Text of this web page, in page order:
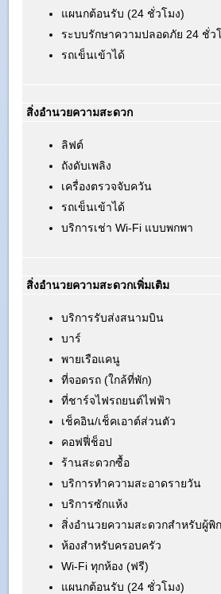
แผนกต้อนรับ (24 ชั่วโมง)
ระบบรักษาความปลอดภัย 24 ชั่ว
รถเข็นเข้าได้
สิ่งอำนวยความสะดวก
ลิฟต์
ถังดับเพลิง
เครื่องตรวจจับควัน
รถเข็นเข้าได้
บริการเช่า Wi-Fi แบบพกพา
สิ่งอำนวยความสะดวกเพิ่มเติม
บริการรับส่งสนามบิน
บาร์
พายเรือแคนู
ที่จอดรถ (ใกล้ที่พัก)
ที่ชาร์จไฟรถยนต์ไฟฟ้า
เช็คอิน/เช็คเอาต์ส่วนตัว
คอฟฟี่ช็อป
ร้านสะดวกซื้อ
บริการทำความสะอาดรายวัน
บริการซักแห้ง
สิ่งอำนวยความสะดวกสำหรับผู้พิ
ห้องสำหรับครอบครัว
Wi-Fi ทุกห้อง (ฟรี)
แผนกต้อนรับ (24 ชั่วโมง)